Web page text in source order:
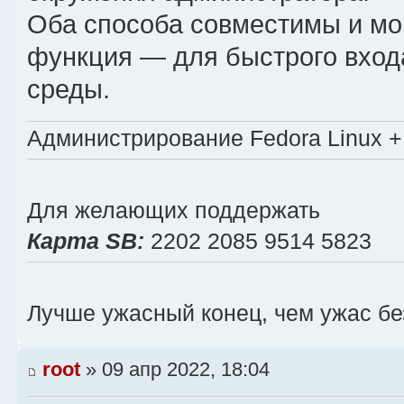
# Переключение окон Shift
bind -n S-Left previous-
bind -n S-Right next-
# Обмен панелями
bind F swap-pane -U
# Двойное нажатие
bind ` last-window
Оба способа совместимы и
функция — для быстрого
среды.
Администрирование Fedora Linux
Для желающих поддержать
Карта SB: 2202 2085 9514 5823
Лучше ужасный конец, чем ужас
root » 09 апр 2022, 18:04